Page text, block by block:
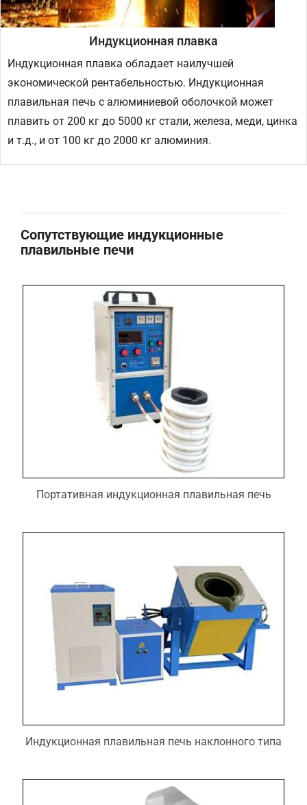
Индукционная плавка
Индукционная плавка обладает наилучшей
экономической рентабельностью. Индукционная
плавильная печь с алюминиевой оболочкой может
плавить от 200 кг до 5000 кг стали, железа, меди, цинка
и т.д., и от 100 кг до 2000 кг алюминия.
Сопутствующие индукционные
плавильные печи
Портативная индукционная плавильная печь
Индукционная плавильная печь наклонного типа